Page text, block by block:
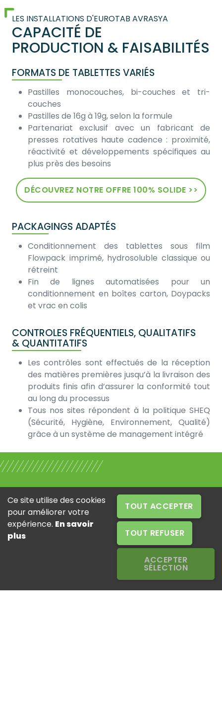
Ce site utilise des cookies
pour améliorer votre
expérience. En savoir
plus
TOUT ACCEPTER
TOUT REFUSER
ACCEPTER
SÉLECTION
LES INSTALLATIONS D'EUROTAB AVRASYA
CAPACITÉ DE
PRODUCTION & FAISABILITÉS
FORMATS DE TABLETTES VARIÉS
Pastilles monocouches, bi-couches et tri-
couches
Pastilles de 16g à 19g, selon la formule
Partenariat exclusif avec un fabricant de
presses rotatives haute cadence : proximité,
réactivité et développements spécifiques au
plus près des besoins
DÉCOUVREZ NOTRE OFFRE 100% SOLIDE >>
PACKAGINGS ADAPTÉS
Conditionnement des tablettes sous film
Flowpack imprimé, hydrosoluble classique ou
rétreint
Fin de lignes automatisées pour un
conditionnement en boîtes carton, Doypacks
et vrac en colis
CONTROLES FRÉQUENTIELS, QUALITATIFS
& QUANTITATIFS
Les contrôles sont effectués de la réception
des matières premières jusqu’à la livraison des
produits finis afin d’assurer la conformité tout
au long du processus
Tous nos sites répondent à la politique SHEQ
(Sécurité, Hygiène, Environnement, Qualité)
grâce à un système de management intégré
LES INSTALLATIONS D'EUROTAB AVRASYA
LE PARC MARCHINE